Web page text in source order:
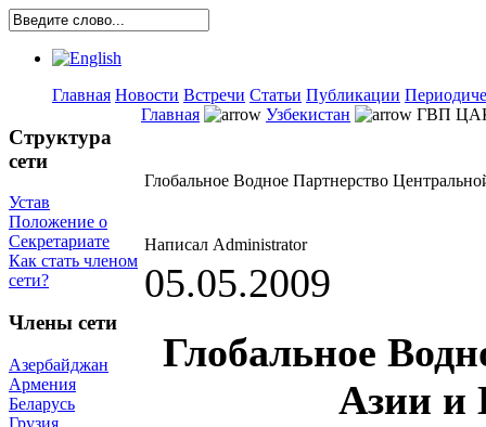
Главная Новости Встречи Статьи Публикации
Структура
сети
Устав
Положение о
Секретариате
Как стать членом
сети?
Члены сети
Азербайджан
Армения
Беларусь
Грузия
Главная Узбекистан ГВП
Глобальное Водное Партнерство
Написал Administrator
05.05.2009
Глобальное
Азии и